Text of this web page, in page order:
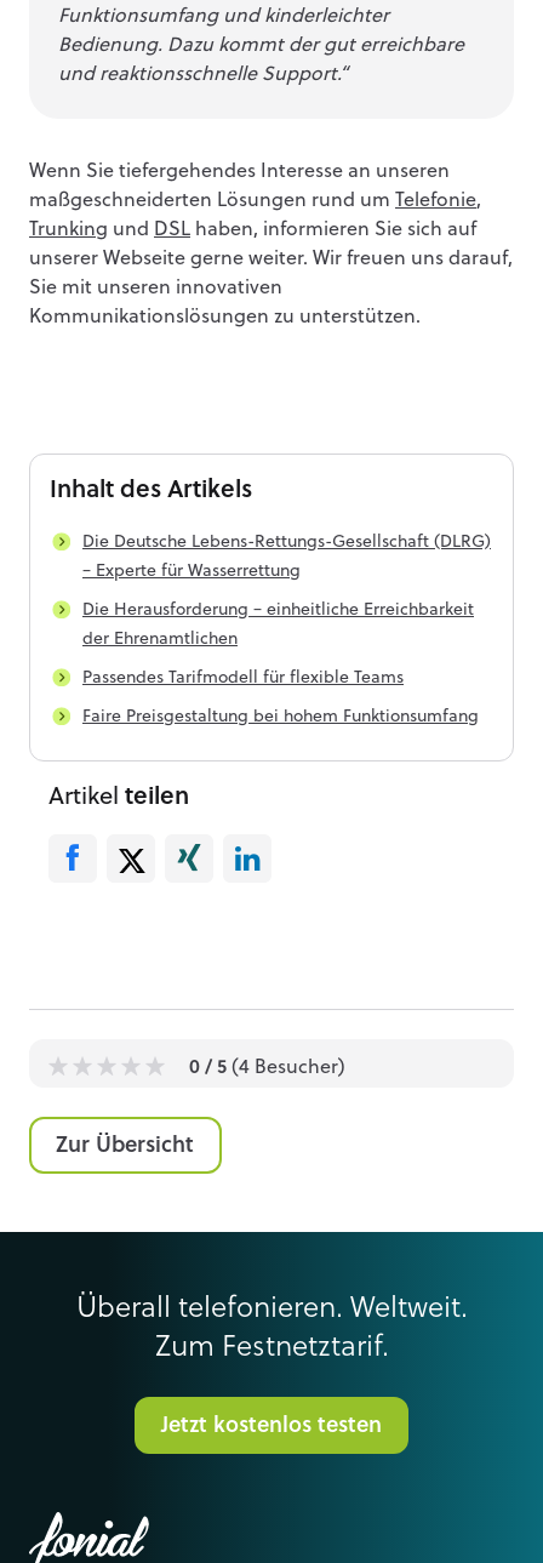
Funktionsumfang und kinderleichter
Bedienung. Dazu kommt der gut erreichbare
und reaktionsschnelle Support.“
Wenn Sie tiefergehendes Interesse an unseren
maßgeschneiderten Lösungen rund um
Telefonie,
Trunking und DSL haben, informieren Sie sich auf
unserer Webseite gerne weiter. Wir freuen uns darauf,
Sie mit unseren innovativen
Kommunikationslösungen zu unterstützen.
Inhalt des Artikels
Die Deutsche Lebens-Rettungs-Gesellschaft (DLRG)
– Experte für Wasserrettung
Die Herausforderung – einheitliche Erreichbarkeit
der Ehrenamtlichen
Passendes Tarifmodell für flexible Teams
Faire Preisgestaltung bei hohem Funktionsumfang
Artikel teilen
0 / 5 (4 Besucher)
Zur Übersicht
Überall telefonieren. Weltweit.
Zum Festnetztarif.
Jetzt kostenlos testen